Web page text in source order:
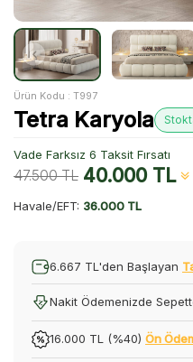
Ürün Kodu : T997
Tetra Karyola
Vade Farksız 6 Taksit Fırsatı
47.500TL 40.000TL
Havale/EFT: 36.000 TL
6.667 TL'den Başlayan
Nakit Ödemenizde
16.000 TL (%40) Ön